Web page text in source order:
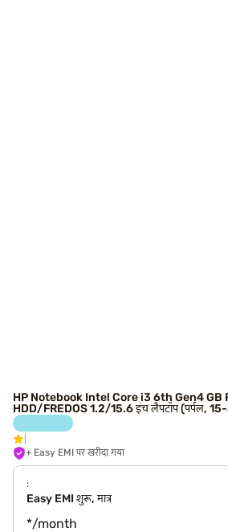
HP Notebook Intel Core i3 6th Gen4 GB
HDD/FREDOS 1.2/15.6 इंच लैपटॉप (पर्पल,
+ Easy EMI पर खरीदा गया
:
Easy EMI शुरू, मात्र
*/month